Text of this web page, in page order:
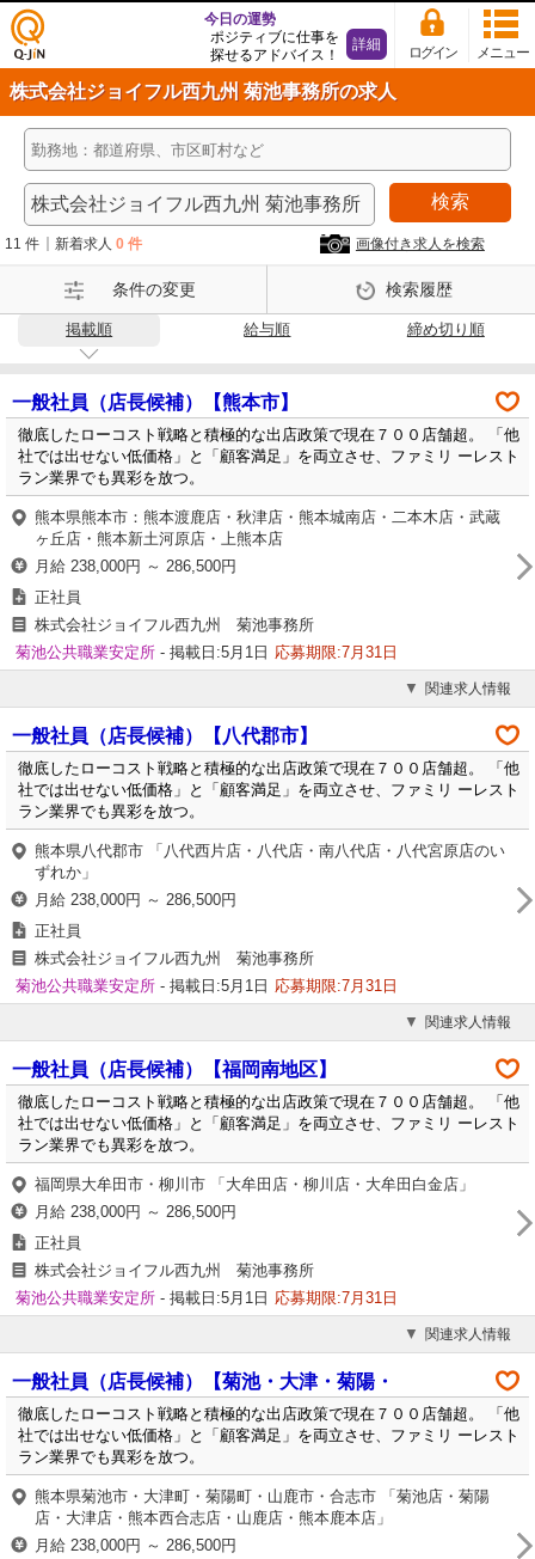
仕事
探し
の求
人サ
イト
Q-Ji
メニュー
ログイン
今日の運勢
ポジティブに仕事を
探せるアドバイス！
詳細
株式会社ジョイフル西九州 菊池事務所の求人
検索
11 件 新着求人 0 件 画像付き求人を検索
条件の変更 検索履歴
掲載順 給与順 締め切り順
一般社員（店長候補）【熊本市】
徹底したローコスト戦略と積極的な出店政策で現在７００店舗超。 「他
社では出せない低価格」と「顧客満足」を両立させ、ファミリ ーレスト
ラン業界でも異彩を放つ。
熊本県熊本市：熊本渡鹿店・秋津店・熊本城南店・二本木店・武蔵
ヶ丘店・熊本新土河原店・上熊本店
月給 238,000円 ～ 286,500円
正社員
株式会社ジョイフル西九州 菊池事務所
菊池公共職業安定所 - 掲載日:5月1日 応募期限:7月31日
関連求人情報
一般社員（店長候補）【八代郡市】
徹底したローコスト戦略と積極的な出店政策で現在７００店舗超。 「他
社では出せない低価格」と「顧客満足」を両立させ、ファミリ ーレスト
ラン業界でも異彩を放つ。
熊本県八代郡市 「八代西片店・八代店・南八代店・八代宮原店のい
ずれか」
月給 238,000円 ～ 286,500円
正社員
株式会社ジョイフル西九州 菊池事務所
菊池公共職業安定所 - 掲載日:5月1日 応募期限:7月31日
関連求人情報
一般社員（店長候補）【福岡南地区】
徹底したローコスト戦略と積極的な出店政策で現在７００店舗超。 「他
社では出せない低価格」と「顧客満足」を両立させ、ファミリ ーレスト
ラン業界でも異彩を放つ。
福岡県大牟田市・柳川市 「大牟田店・柳川店・大牟田白金店」
月給 238,000円 ～ 286,500円
正社員
株式会社ジョイフル西九州 菊池事務所
菊池公共職業安定所 - 掲載日:5月1日 応募期限:7月31日
関連求人情報
一般社員（店長候補）【菊池・大津・菊陽・
徹底したローコスト戦略と積極的な出店政策で現在７００店舗超。 「他
社では出せない低価格」と「顧客満足」を両立させ、ファミリ ーレスト
ラン業界でも異彩を放つ。
熊本県菊池市・大津町・菊陽町・山鹿市・合志市 「菊池店・菊陽
店・大津店・熊本西合志店・山鹿店・熊本鹿本店」
月給 238,000円 ～ 286,500円